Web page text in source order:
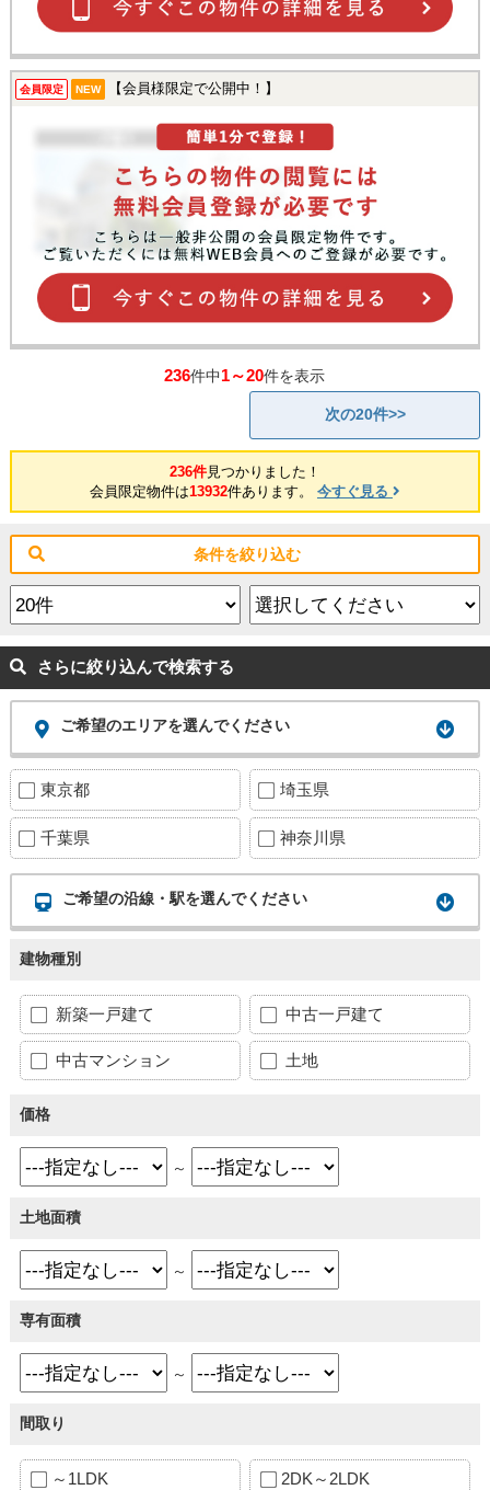
会員限定 NEW 【会員様限定で公開中！】
236件中1～20件を表示
次の20件>>
236件見つかりました！
会員限定物件は13932件あります。 今すぐ見る
条件を絞り込む
さらに絞り込んで検索する
ご希望のエリアを選んでください
東京都 埼玉県
千葉県 神奈川県
ご希望の沿線・駅を選んでください
建物種別
新築一戸建て 中古一戸建て
中古マンション 土地
価格
～
土地面積
～
専有面積
～
間取り
～1LDK 2DK～2LDK